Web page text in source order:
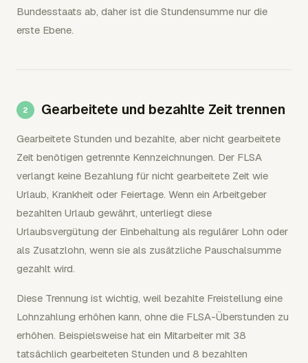
Bundesstaats ab, daher ist die Stundensumme nur die
erste Ebene.
Gearbeitete und bezahlte Zeit trennen
Gearbeitete Stunden und bezahlte, aber nicht gearbeitete
Zeit benötigen getrennte Kennzeichnungen. Der FLSA
verlangt keine Bezahlung für nicht gearbeitete Zeit wie
Urlaub, Krankheit oder Feiertage. Wenn ein Arbeitgeber
bezahlten Urlaub gewährt, unterliegt diese
Urlaubsvergütung der Einbehaltung als regulärer Lohn oder
als Zusatzlohn, wenn sie als zusätzliche Pauschalsumme
gezahlt wird.
Diese Trennung ist wichtig, weil bezahlte Freistellung eine
Lohnzahlung erhöhen kann, ohne die FLSA-Überstunden zu
erhöhen. Beispielsweise hat ein Mitarbeiter mit 38
tatsächlich gearbeiteten Stunden und 8 bezahlten